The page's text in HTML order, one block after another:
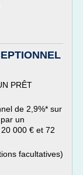
PRÊT
de 2,9%* sur
un
000 € et 72
facultatives)